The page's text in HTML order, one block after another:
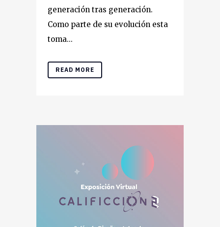
generación tras generación.
Como parte de su evolución esta
toma...
READ MORE